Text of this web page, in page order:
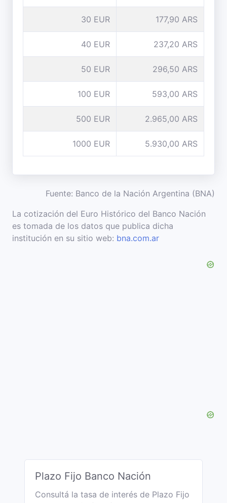
30 EUR 177,90 ARS
40 EUR 237,20 ARS
50 EUR 296,50 ARS
100 EUR 593,00 ARS
500 EUR 2.965,00 ARS
1000 EUR 5.930,00 ARS
Fuente: Banco de la Nación Argentina (BNA)
La cotización del Euro Histórico del Banco Nación
es tomada de los datos que publica dicha
institución en su sitio web: bna.com.ar
Plazo Fijo Banco Nación
Consultá la tasa de interés de Plazo Fijo